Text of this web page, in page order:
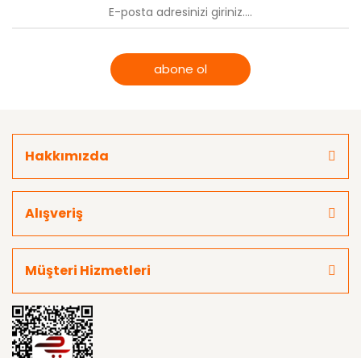
abone ol
Hakkımızda
Alışveriş
Müşteri Hizmetleri